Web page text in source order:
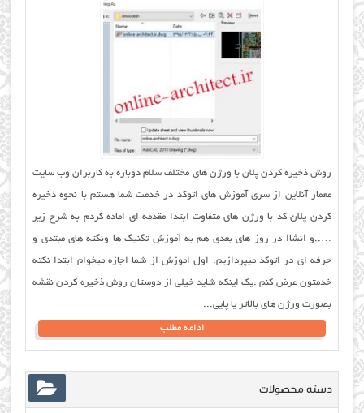
روش ذخیره کردن پلان با ورژن های مختلف سلام دوباره به کاربران وب سایت
معمار آنلاین از سری آموزش های اتوکد در خدمت شما هستم با نحوه ذخیره
کردن پلان کد با ورژن های متفاوت ابتدا مقدمه ای اماده کردم به شرح زیر
…..و انشاا در روز های بعدی هم به آموزش تکنیک ها ونکته هاي مبتدی و
حرفه اي در اتوکد میپردازیم. اول اموزش از شما اجازه میخوام ابتدا نکته
خدمتون عرض کنم :یک اینکه شاید خیلی از دوستان روش ذخیره کردن نقشه
بصورت ورژن های بالاتر یا پایی...
ادامه مطلب
دسته محصولات